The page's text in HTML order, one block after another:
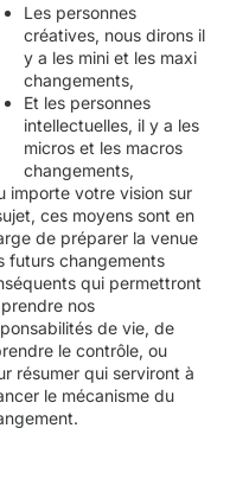
Les personnes
créatives, nous dirons il
y a les mini et les maxi
changements,
Et les personnes
intellectuelles, il y a les
micros et les macros
changements,
importe votre vision sur
ces moyens sont en
de préparer la venue
futurs changements
qui permettront
nos
de vie, de
le contrôle, ou
résumer qui serviront à
le mécanisme du